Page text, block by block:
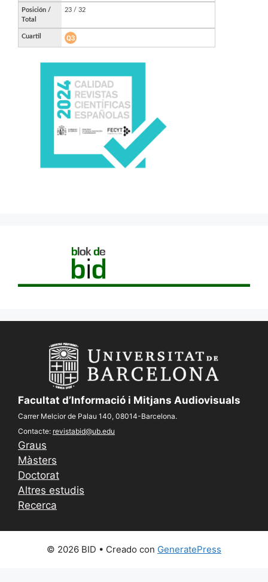
Facultat d’Informació i Mitjans Audiovisuals
Carrer Melcior de Palau 140, 08014-Barcelona.
Contacte: revistabid@ub.edu
Graus
Màsters
Doctorat
Altres estudis
Recerca
© 2026 BID • Creado con GeneratePress